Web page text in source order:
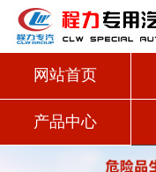
网站首页
产品中心